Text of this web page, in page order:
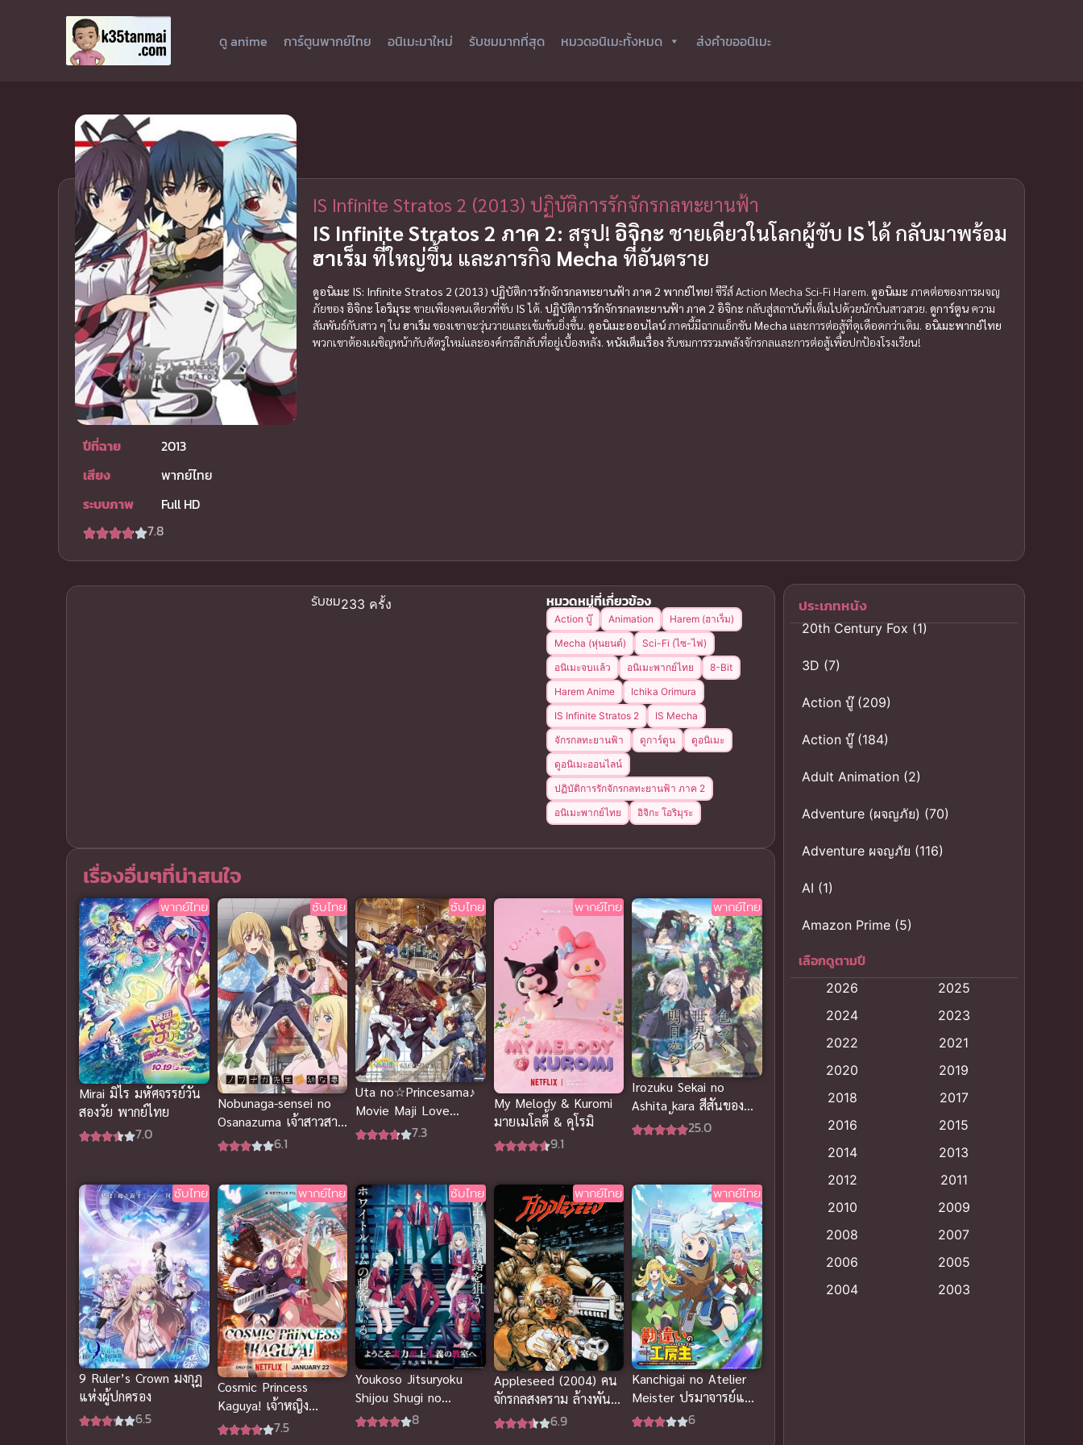
ดู anime การ์ตูนพากย์ไทย อนิเมะมาใหม่ รับชมมากที่สุด หมวดอนิเมะทั้งหมด ส่งคำขออนิเมะ
ปีที่ฉาย
2013
เสียง
พากย์ไทย
ระบบภาพ
Full HD
7.8
IS Infinite Stratos 2 (2013) ปฏิบัติการรักจักรกลทะยานฟ้า
IS Infinite Stratos 2 ภาค 2: สรุป! อิจิกะชายเดียวในโลกผู้ขับ ISได้ กลับมาพร้อม
ฮาเร็ม ที่ใหญ่ขึ้น และภารกิจ Mecha ที่อันตราย
ดูอนิเมะ IS: Infinite Stratos 2 (2013) ปฏิบัติการรักจักรกลทะยานฟ้า ภาค 2 พากย์ไทย! ซีรีส์ Action Mecha Sci-Fi Harem. ดูอนิเมะ ภาคต่อของการผจญ
ภัยของ อิจิกะ โอริมุระ ชายเพียงคนเดียวที่ขับ ISได้. ปฏิบัติการรักจักรกลทะยานฟ้า ภาค 2 อิจิกะ กลับสู่สถาบันที่เต็มไปด้วยนักบินสาวสวย. ดูการ์ตูนความ
สัมพันธ์กับสาว ๆ ใน ฮาเร็ม ของเขาจะวุ่นวายและเข้มข้นยิ่งขึ้น. ดูอนิเมะออนไลน์ภาคนี้มีฉากแอ็กชัน Mecha และการต่อสู้ที่ดุเดือดกว่าเดิม. อนิเมะพากย์ไทย
พวกเขาต้องเผชิญหน้ากับศัตรูใหม่และองค์กรลึกลับที่อยู่เบื้องหลัง. หนังเต็มเรื่อง รับชมการรวมพลังจักรกลและการต่อสู้เพื่อปกป้องโรงเรียน!
รับชม233 ครั้ง หมวดหมู่ที่เกี่ยวข้อง
Action บู๊ Animation
Harem (ฮาเร็ม)
Mecha (หุ่นยนต์)
Sci-Fi (ไซ-ไฟ)
อนิเมะจบแล้ว
อนิเมะพากย์ไทย
8-Bit
Harem Anime
Ichika Orimura
IS Infinite Stratos 2
IS Mecha
จักรกลทะยานฟ้า
ดูการ์ตูน
ดูอนิเมะ
ดูอนิเมะออนไลน์
ปฏิบัติการรักจักรกลทะยานฟ้า ภาค 2
อนิเมะพากย์ไทย
อิจิกะ โอริมุระ
เรื่องอื่นๆที่น่าสนใจ
พากย์ไทย
Mirai มิไร มหัศจรรย์วัน
สองวัย พากย์ไทย
7.0
ซับไทย
Nobunaga-sensei no
Osanazuma เจ้าสาวสาว
ของครูโนบุนากะ
6.1
ซับไทย
Uta no☆Princesama♪
Movie Maji Love
Kingdom ซับไทยดูฟรีจ้า
7.3
พากย์ไทย
My Melody & Kuromi
มายเมโลดี้ & คุโรมิ
9.1
พากย์ไทย
Irozuku Sekai no
Ashita kara สีสันของ
โลกใบนี้ ซับไทย
25.0
ซับไทย
9 Ruler’s Crown มงกุฎ
แห่งผู้ปกครอง
6.5
พากย์ไทย
Cosmic Princess
Kaguya! เจ้าหญิง
กระบอกไม้ไผ่ ในโลกเม
7.5
ซับไทย
Youkoso Jitsuryoku
Shijou Shugi no
Kyoushitsu e 4th ขอ
8
พากย์ไทย
Appleseed (2004) คน
จักรกลสงคราม ล้างพันธุ์
อนาคต พากย์ไทย
6.9
พากย์ไทย
Kanchigai no Atelier
Meister ปรมาจารย์แห่ง
อาเทลิเย่ร์ผู้ไม่รู้ตัว
6
ประเภทหนัง
20th Century Fox(1)
3D (7)
Action บู๊(209)
Action บู๊(184)
Adult Animation (2)
Adventure (ผจญภัย) (70)
Adventure ผจญภัย (116)
AI (1)
Amazon Prime (5)
Anal (ประตูหลัง)
Animation การ์ตูน
Animation อนิเมะ
Animation แอนิเมชัน (19)
anime(9)
Big tits (นมใหญ่)
Bitch (ผู้หญิงร่าน)
เลือกดูตามปี
2026
2025
2024
2023
2022
2021
2020
2019
2018
2017
2016
2015
2014
2013
2012
2011
2010
2009
2008
2007
2006
2005
2004
2003